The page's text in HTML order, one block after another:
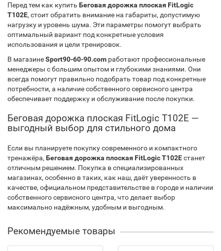
Перед тем как купить Беговая дорожка плоская FitLogic
T102E, стоит обратить внимание на габариты, допустимую
нагрузку и уровень шума. Эти параметры помогут выбрать
оптимальный вариант под конкретные условия
использования и цели тренировок.
В магазинеSport90-60-90.com работают профессиональные
менеджеры с большим опытом и глубокими знаниями. Они
всегда помогут правильно подобрать товар под конкретные
потребности, а наличие собственного сервисного центра
обеспечивает поддержку и обслуживание после покупки.
Беговая дорожка плоская FitLogic T102E —
выгодный выбор для стильного дома
Если вы планируете покупку современного и компактного
тренажёра, Беговая дорожка плоская FitLogic T102Eстанет
отличным решением. Покупка в специализированных
магазинах, особенно в таких, как наш, даёт уверенность в
качестве, официальном представительстве в городе и наличии
собственного сервисного центра, что делает выбор
максимально надёжным, удобным и выгодным.
Рекомендуемые товары